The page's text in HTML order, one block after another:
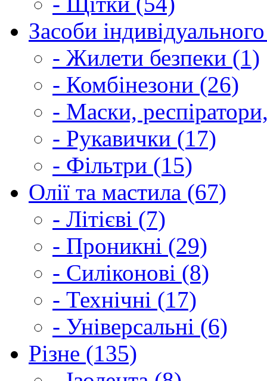
Засоби
- Жилети безпеки (1)
- Комбінезони (26)
- Маски,
- Рукавички (17)
- Фільтри (15)
Олії та мастила (67)
- Літієві (7)
- Проникні (29)
- Силіконові (8)
- Технічні (17)
- Універсальні (6)
Різне (135)